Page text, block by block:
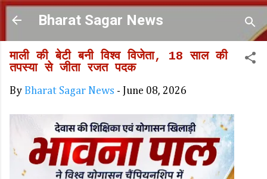
Skip to main content
Bharat Sagar News
माली की बेटी बनी विश्व विजेता, 18 साल की
तपस्या से जीता रजत पदक
By Bharat Sagar News - June 08, 2026